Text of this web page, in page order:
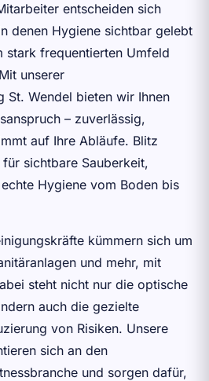
entscheiden sich
denen Hygiene sichtbar gelebt
stark frequentierten Umfeld
unserer
St. Wendel bieten wir Ihnen
– zuverlässig,
auf Ihre Abläufe. Blitz
sichtbare Sauberkeit,
Hygiene vom Boden bis
kümmern sich um
und mehr, mit
steht nicht nur die optische
auch die gezielte
von Risiken. Unsere
sich an den
und sorgen dafür,